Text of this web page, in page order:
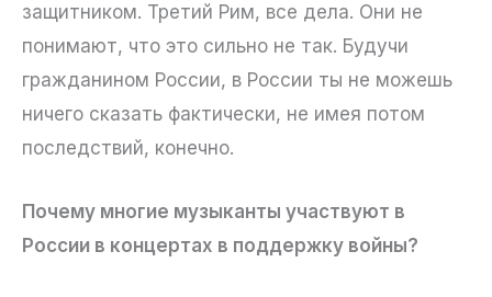
защитником. Третий Рим, все дела. Они не
понимают, что это сильно не так. Будучи
гражданином России, в России ты не можешь
ничего сказать фактически, не имея потом
последствий, конечно.
Почему многие музыканты участвуют в
России в концертах в поддержку войны?